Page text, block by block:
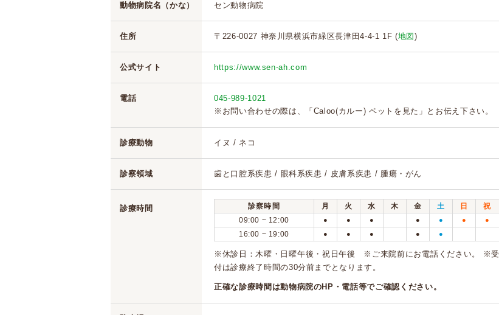
動物病院名（かな） セン動物病院
住所 〒226-0027 神奈川県横浜市緑区長津田4-4-1 1F (地図)
公式サイト https://www.sen-ah.com
電話
045-989-1021
※お問い合わせの際は、「Caloo(カルー) ペットを見た」とお伝え下さい。
診療動物 イヌ / ネコ
診察領域 歯と口腔系疾患 / 眼科系疾患 / 皮膚系疾患 / 腫瘍・がん
診療時間 診察時間 月 火 水 木 金 土 日
祝
09:00 ~ 12:00
● ● ● ● ● ● ●
16:00 ~ 19:00 ● ● ● ● ●
※休診日：木曜・日曜午後・祝日午後 ※ご来院前にお電話ください。 ※受
付は診療終了時間の30分前までとなります。
正確な診療時間は動物病院のHP・電話等でご確認ください。